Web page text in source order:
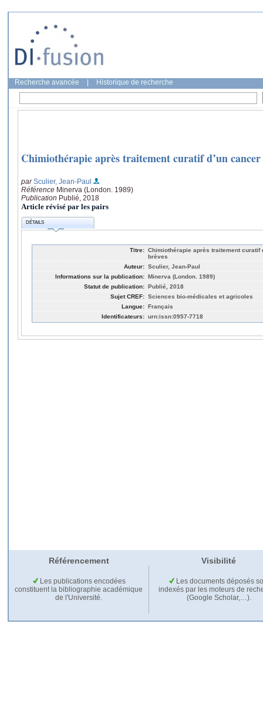
Recherche avancée Historique de recherche
Chimiothérapie après traitement curatif d’un
parSculier, Jean-Paul
Référence Minerva (London. 1989)
Publication Publié, 2018
Article révisé par les pairs
DÉTAILS
Titre: Chimiothérapie après traitement
brèves
Auteur: Sculier, Jean-Paul
Informations sur la publication: Minerva (London. 1989)
Statut de publication: Publié, 2018
Sujet CREF: Sciences bio-médicales et agricoles
Langue: Français
Identificateurs: urn:issn:0957-7718
Référencement Visibilité
Les publications encodées
constituent la bibliographie académique
de l'Université.
Les documents déposés
indexés par les moteurs de
(Google Scholar,…).